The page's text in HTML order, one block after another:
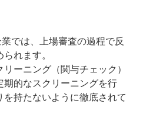
では、上場審査の過程で反
れます。
ーニング（関与チェック）
的なスクリーニングを行
持たないように徹底されて